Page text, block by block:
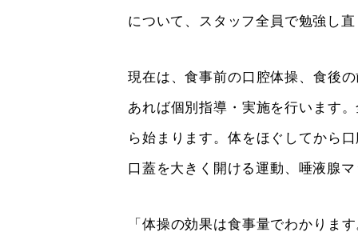
について、スタッフ全員で勉強し
現在は、食事前の口腔体操、食後
あれば個別指導・実施を行います
ら始まります。体をほぐしてから
口蓋を大きく開ける運動、唾液腺
「体操の効果は食事量でわかりま